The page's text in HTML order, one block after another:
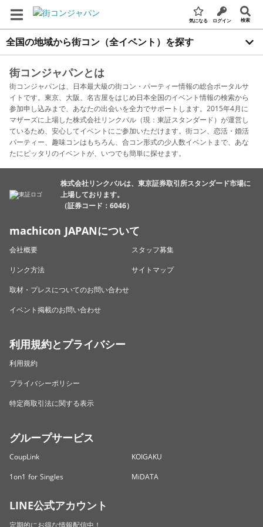
気になる ログイン 検索
全国の地域から街コン（全イベント）を探す
街コンジャパンとは
街コンジャパンは、日本最大級の街コン・パーティー情報の総合ポータルサ
イトです。東京、大阪、名古屋をはじめ日本全国のイベント情報の検索から
参加申し込みまで、あなたの出会いを全力でサポートします。2015年4月に
マザーズに上場した株式会社リンクバル（現：東証スタンダード）が運営し
ているため、安心してイベントにご参加いただけます。街コン、恋活・婚活
パーティー、趣味コンはもちろん、合コン形式の少人数イベントまで、あな
たにピッタリのイベントが、いつでも簡単に探せます。
株式会社リンクバルは、東京証券取引所スタンダード市場に
上場しております。
（証券コード：6046）
machicon JAPANについて
会社概要
スタッフ募集
リンク方法
サイトマップ
取材・プレスについてのお問い合わせ
イベント掲載のお問い合わせ
利用規約とプライバシー
利用規約
プライバシーポリシー
特定商取引法に関する表示
グループサービス
CoupLink
KOIGAKU
1on1 for Singles
MiDATA
LINE公式アカウント
定期的にお得な情報配信中！